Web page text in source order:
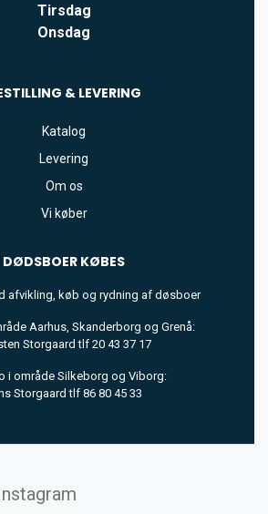
Tirsdag
Onsdag
& LEVERING
Katalog
Levering
Om os
Vi køber
DØDSBOER KØBES
afvikling, køb og rydning af døsboer
Aarhus, Skanderborg og Grenå:
Storgaard tlf 20 43 37 17
i område Silkeborg og Viborg:
Storgaard tlf 86 80 45 33